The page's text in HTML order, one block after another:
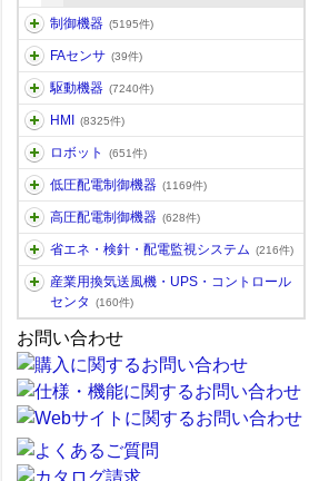
制御機器 (5195件)
FAセンサ (39件)
駆動機器 (7240件)
HMI (8325件)
ロボット (651件)
低圧配電制御機器 (1169件)
高圧配電制御機器 (628件)
省エネ・検針・配電監視システム (216件)
産業用換気送風機・UPS・コントロール
センタ
(160件)
お問い合わせ